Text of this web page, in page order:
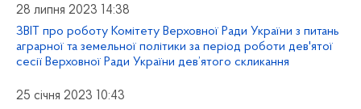
28 липня 2023 14:38
ЗВІТ про роботу Комітету Верховної Ради України з питань
аграрної та земельної політики за період роботи дев'ятої
сесії Верховної Ради України дев’ятого скликання
25 січня 2023 10:43